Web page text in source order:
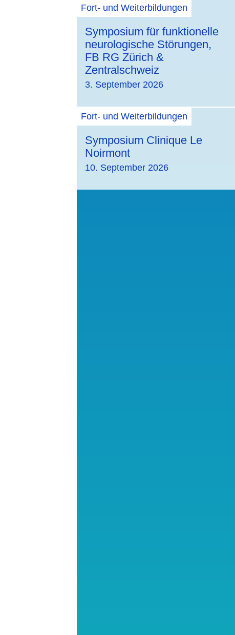
Fort- und Weiterbildungen
Symposium für funktionelle
neurologische Störungen,
FB RG Zürich &
Zentralschweiz
3. September 2026
Fort- und Weiterbildungen
Symposium Clinique Le
Noirmont
10. September 2026